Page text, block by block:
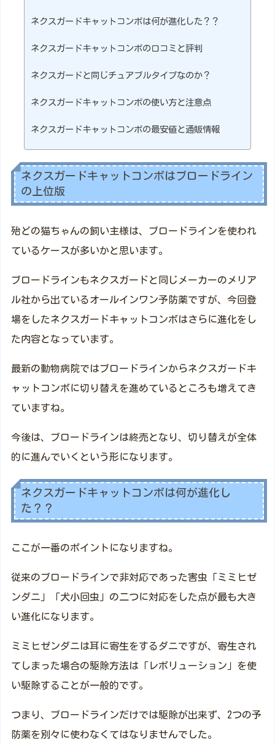
ネクスガードキャットコンボは何が進化した？？
ネクスガードキャットコンボの口コミと評判
ネクスガードと同じチュアブルタイプなのか？
ネクスガードキャットコンボの使い方と注意点
ネクスガードキャットコンボの最安値と通販情報
ネクスガードキャットコンボはブロードライン
の上位版
殆どの猫ちゃんの飼い主様は、ブロードラインを使われ
ているケースが多いかと思います。
ブロードラインもネクスガードと同じメーカーのメリア
ル社から出ているオールインワン予防薬ですが、今回登
場をしたネクスガードキャットコンボはさらに進化をし
た内容となっています。
最新の動物病院ではブロードラインからネクスガードキ
ャットコンボに切り替えを進めているところも増えてき
ていますね。
今後は、ブロードラインは終売となり、切り替えが全体
的に進んでいくという形になります。
ネクスガードキャットコンボは何が進化し
た？？
ここが一番のポイントになりますね。
従来のブロードラインで非対応であった害虫「ミミヒゼ
ンダニ」「犬小回虫」の二つに対応をした点が最も大き
い進化になります。
ミミヒゼンダニは耳に寄生をするダニですが、寄生され
てしまった場合の駆除方法は「レボリューション」を使
い駆除することが一般的です。
つまり、ブロードラインだけでは駆除が出来ず、2つの予
防薬を別々に使わなくてはなりませんでした。